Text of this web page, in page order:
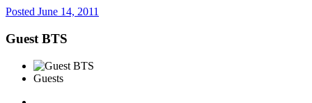
Posted June 14, 2011
Guest BTS
Guests